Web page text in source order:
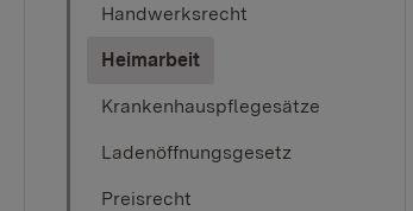
Handwerksrecht
Heimarbeit(current)
Krankenhauspflegesätze
Ladenöffnungsgesetz
Preisrecht